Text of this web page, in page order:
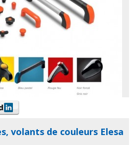
volants de couleurs Elesa